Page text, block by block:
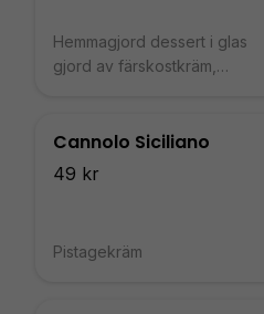
Hemmagjord dessert i glas
gjord av färskostkräm,
nötter med honung och salt.
Även glutenfri.
Cannolo Siciliano
49 kr
Pistagekräm